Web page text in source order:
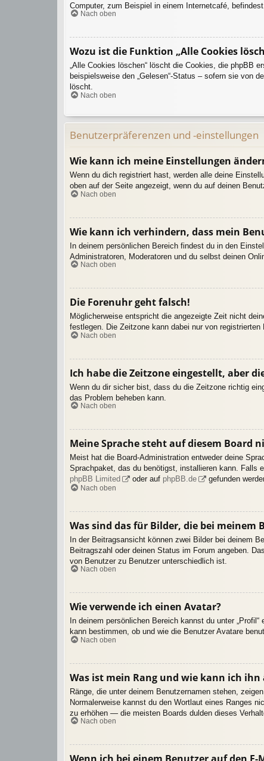
Computer, zum Beispiel in einem Internetcafé,
Nach oben
Wozu ist die Funktion „Alle Cookies
„Alle Cookies löschen“ löscht die Cookies, die phpBB
beispielsweise den „Gelesen“-Status – sofern sie von
löscht.
Nach oben
Benutzerpräferenzen und -einstellungen
Wie kann ich meine Einstellungen
Wenn du dich registriert hast, werden alle deine
oben auf der Seite angezeigt, wenn du auf deinen
Nach oben
Wie kann ich verhindern, dass mein
In deinem persönlichen Bereich findest du in den
Administratoren, Moderatoren und du selbst deinen
Nach oben
Die Forenuhr geht falsch!
Möglicherweise entspricht die angezeigte Zeit nicht
festlegen. Die Zeitzone kann dabei nur von
Nach oben
Ich habe die Zeitzone eingestellt, aber
Wenn du dir sicher bist, dass du die Zeitzone richtig
das Problem beheben kann.
Nach oben
Meine Sprache steht auf diesem Board
Meist hat die Board-Administration entweder deine
Sprachpaket, das du benötigst, installieren kann. Falls
phpBB Limited
oder auf phpBB.de gefunden
Nach oben
Was sind das für Bilder, die bei meinem
In der Beitragsansicht können zwei Bilder bei deinem
Beitragszahl oder deinen Status im Forum angeben.
von Benutzer zu Benutzer unterschiedlich ist.
Nach oben
Wie verwende ich einen Avatar?
In deinem persönlichen Bereich kannst du unter
kann bestimmen, ob und wie die Benutzer Avatare
Nach oben
Was ist mein Rang und wie kann ich ihn
Ränge, die unter deinem Benutzernamen stehen,
Normalerweise kannst du den Wortlaut eines Ranges
zu erhöhen — die meisten Boards dulden dieses
Nach oben